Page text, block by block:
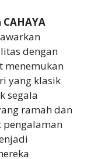
CAHAYA
dengan
menemukan
yang klasik
segala
ramah dan
pengalaman